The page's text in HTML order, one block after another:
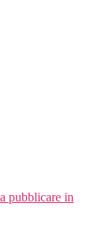
pubblicare in